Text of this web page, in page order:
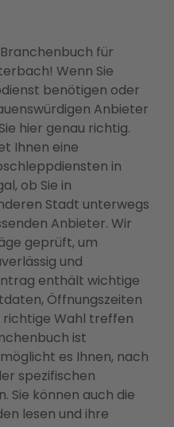
für
Wenn Sie
benötigen oder
Anbieter
hier genau richtig.
Ihnen eine
in
ob Sie in
Stadt unterwegs
Anbieter. Wir
geprüft, um
und
enthält wichtige
Öffnungszeiten
richtige Wahl treffen
ist
es Ihnen, nach
spezifischen
Sie können auch die
lesen und ihre